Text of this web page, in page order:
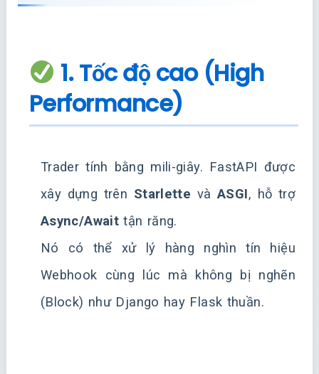
1. Tốc độ cao (High
Performance)
Trader tính bằng mili-giây. FastAPI được
xây dựng trên Starlette vàASGI, hỗ trợ
Async/Await tận răng.
Nó có thể xử lý hàng nghìn tín hiệu
Webhook cùng lúc mà không bị nghẽn
(Block) như Django hay Flask thuần.